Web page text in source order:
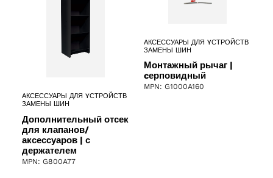
АКСЕССУАРЫ ДЛЯ YСТРОЙСТВ
ЗАМЕНЫ ШИН
Дополнительный отсек
для клапанов/
аксессуаров | с
держателем
MPN: G800A77
АКСЕССУАРЫ ДЛЯ YСТРОЙСТВ
ЗАМЕНЫ ШИН
Монтажный рычаг |
cерповидный
MPN: G1000A160